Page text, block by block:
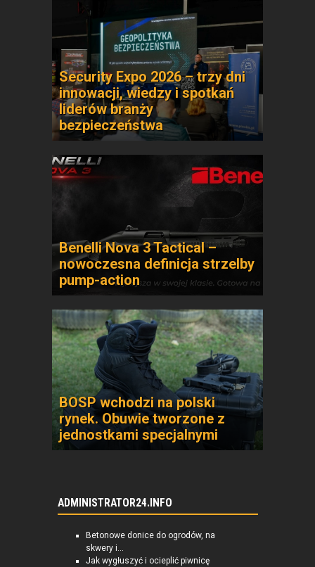
Security Expo 2026 – trzy dni
innowacji, wiedzy i spotkań
liderów branży
bezpieczeństwa
Benelli Nova 3 Tactical –
nowoczesna definicja strzelby
pump-action
BOSP wchodzi na polski
rynek. Obuwie tworzone z
jednostkami specjalnymi
ADMINISTRATOR24.INFO
Betonowe donice do ogrodów, na
skwery i...
Jak wygłuszyć i ocieplić piwnicę